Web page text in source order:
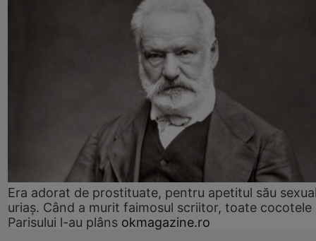
Era adorat de prostituate, pentru apetitul său
uriaș. Când a murit faimosul scriitor, toate cocotele
Parisului l-au plâns okmagazine.ro